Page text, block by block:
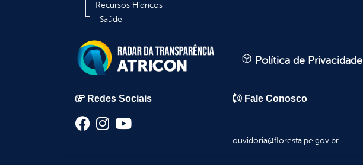
Recursos Hídricos
Saúde
Política de Privacidade
Redes Sociais Fale Conosco
ouvidoria@floresta.pe.gov.br